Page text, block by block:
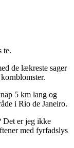
te.
de lækreste sager
5 km lang og
i Rio de Janeiro.
Det er jeg ikke
med fyrfadslys